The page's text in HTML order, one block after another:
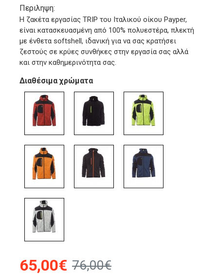
Περιληψη:
Η ζακέτα εργασίας TRIP του Ιταλικού οίκου Payper,
είναι κατασκευασμένη από 100% πολυεστέρα, πλεκτή
με ένθετα softshell, ιδανική για να σας κρατήσει
ζεστούς σε κρύες συνθήκες στην εργασία σας αλλά
και στην καθημερινότητα σας.
65,00€ 76,00€
Διαθέσιμα χρώματα